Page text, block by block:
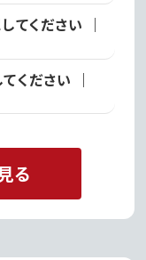
てください ｜
ください ｜
る